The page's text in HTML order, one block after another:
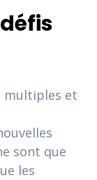
multiples et
sont que
les